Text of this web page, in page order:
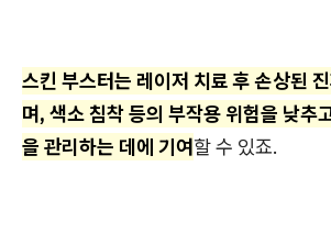
스킨 부스터는 레이저 치료 후 손상된
며, 색소 침착 등의 부작용 위험을 낮추
을 관리하는 데에 기여할 수 있죠.